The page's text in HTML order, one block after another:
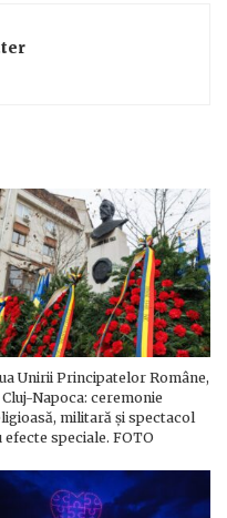
Unirii Principatelor Române,
Napoca: ceremonie
militară și spectacol
efecte speciale. FOTO